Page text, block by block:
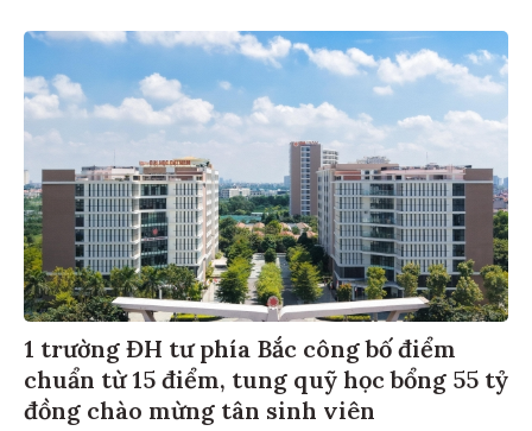
1 trường ĐH tư phía Bắc công bố điểm
chuẩn từ 15 điểm, tung quỹ học bổng 55 tỷ
đồng chào mừng tân sinh viên